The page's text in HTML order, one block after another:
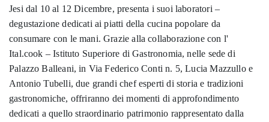
Jesi dal 10 al 12 Dicembre, presenta i suoi laboratori –
degustazione dedicati ai piatti della cucina popolare da
consumare con le mani. Grazie alla collaborazione con l'
Ital.cook – Istituto Superiore di Gastronomia, nelle sede di
Palazzo Balleani, in Via Federico Conti n. 5, Lucia Mazzullo e
Antonio Tubelli, due grandi chef esperti di storia e tradizioni
gastronomiche, offriranno dei momenti di approfondimento
dedicati a quello straordinario patrimonio rappresentato dalla